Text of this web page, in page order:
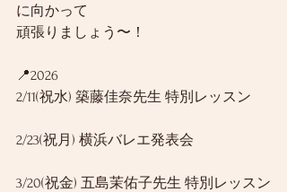
に向かって
頑張りましょう〜！
📍2026
2/11(祝水) 築藤佳奈先生 特別レッスン
2/23(祝月) 横浜バレエ発表会
3/20(祝金) 五島茉佑子先生 特別レッスン